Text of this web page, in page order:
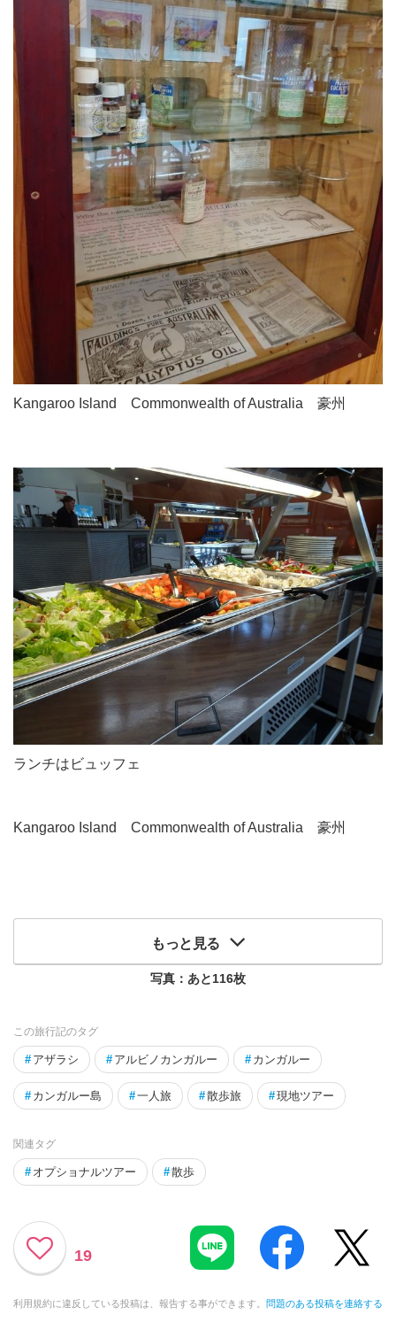
Kangaroo Island Commonwealth of Australia 豪州
ランチはビュッフェ
Kangaroo Island Commonwealth of Australia 豪州
もっと見る
写真：あと116枚
この旅行記のタグ
# アザラシ # アルビノカンガルー # カンガルー
# カンガルー島 #一人旅 #散歩旅 #現地ツアー
関連タグ
# オプショナルツアー #散歩
19
利用規約に違反している投稿は、報告する事ができます。 問題のある投稿を連絡する